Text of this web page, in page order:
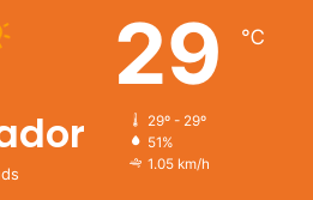
29 ℃
29º - 29º
51%
1.05 km/h